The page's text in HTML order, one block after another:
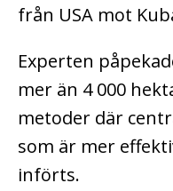
från USA mot
Experten
mer än 4 000
metoder där
som är mer
införts.